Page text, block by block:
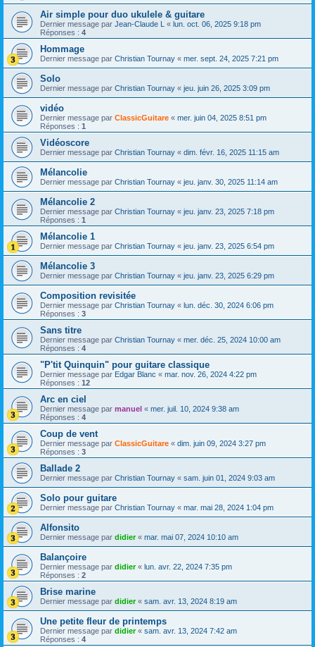
Air simple pour duo ukulele & guitare
Dernier message par Jean-Claude L « lun. oct. 06, 2025 9:18 pm
Réponses : 4
Hommage
Dernier message par Christian Tournay « mer. sept. 24, 2025 7:21 pm
Solo
Dernier message par Christian Tournay « jeu. juin 26, 2025 3:09 pm
vidéo
Dernier message par ClassicGuitare « mer. juin 04, 2025 8:51 pm
Réponses : 1
Vidéoscore
Dernier message par Christian Tournay « dim. févr. 16, 2025 11:15 am
Mélancolie
Dernier message par Christian Tournay « jeu. janv. 30, 2025 11:14 am
Mélancolie 2
Dernier message par Christian Tournay « jeu. janv. 23, 2025 7:18 pm
Réponses : 1
Mélancolie 1
Dernier message par Christian Tournay « jeu. janv. 23, 2025 6:54 pm
Mélancolie 3
Dernier message par Christian Tournay « jeu. janv. 23, 2025 6:29 pm
Composition revisitée
Dernier message par Christian Tournay « lun. déc. 30, 2024 6:06 pm
Réponses : 3
Sans titre
Dernier message par Christian Tournay « mer. déc. 25, 2024 10:00 am
Réponses : 4
"P'tit Quinquin" pour guitare classique
Dernier message par Edgar Blanc « mar. nov. 26, 2024 4:22 pm
Réponses : 12
Arc en ciel
Dernier message par manuel « mer. juil. 10, 2024 9:38 am
Réponses : 4
Coup de vent
Dernier message par ClassicGuitare « dim. juin 09, 2024 3:27 pm
Réponses : 3
Ballade 2
Dernier message par Christian Tournay « sam. juin 01, 2024 9:03 am
Solo pour guitare
Dernier message par Christian Tournay « mar. mai 28, 2024 1:04 pm
Alfonsito
Dernier message par didier« mar. mai 07, 2024 10:10 am
Balançoire
Dernier message par didier« lun. avr. 22, 2024 7:35 pm
Réponses : 2
Brise marine
Dernier message par didier« sam. avr. 13, 2024 8:19 am
Une petite fleur de printemps
Dernier message par didier« sam. avr. 13, 2024 7:42 am
Réponses : 4